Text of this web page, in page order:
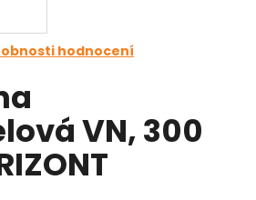
hodnocení
VN, 300